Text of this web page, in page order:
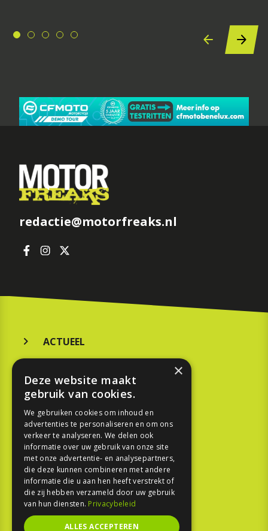
redactie@motorfreaks.nl
ACTUEEL
KOOPGIDS
TESTEN
SPORT
REPORTAGE
TOUREN
NIEUWSBRIEF
×
Deze website maakt
gebruik van cookies.
We gebruiken cookies om inhoud en
advertenties te personaliseren en om ons
verkeer te analyseren. We delen ook
informatie over uw gebruik van onze site
met onze advertentie- en analysepartners,
die deze kunnen combineren met andere
informatie die u aan hen heeft verstrekt of
die zij hebben verzameld door uw gebruik
van hun diensten. Privacybeleid
ALLES ACCEPTEREN